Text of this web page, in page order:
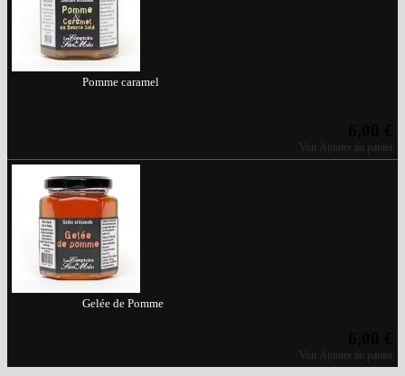
Pomme caramel
Voir Ajouter au panier
Gelée de Pomme
Voir Ajouter au panier